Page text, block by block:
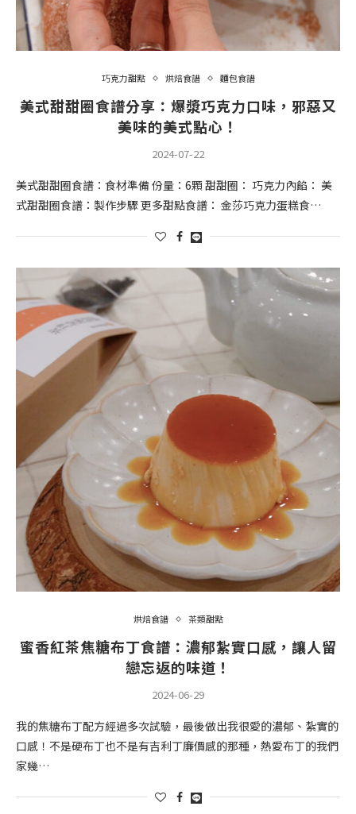
巧克力甜點 烘焙食譜 麵包食譜
美式甜甜圈食譜分享：爆漿巧克力口味，邪惡又
美味的美式點心！
2024-07-22
美式甜甜圈食譜：食材準備 份量：6顆 甜甜圈： 巧克力內餡： 美
式甜甜圈食譜：製作步驟 更多甜點食譜： 金莎巧克力蛋糕食…
烘焙食譜 茶類甜點
蜜香紅茶焦糖布丁食譜：濃郁紮實口感，讓人留
戀忘返的味道！
2024-06-29
我的焦糖布丁配方經過多次試驗，最後做出我很愛的濃郁、紮實的
口感！不是硬布丁也不是有吉利丁廉價感的那種，熱愛布丁的我們
家幾…